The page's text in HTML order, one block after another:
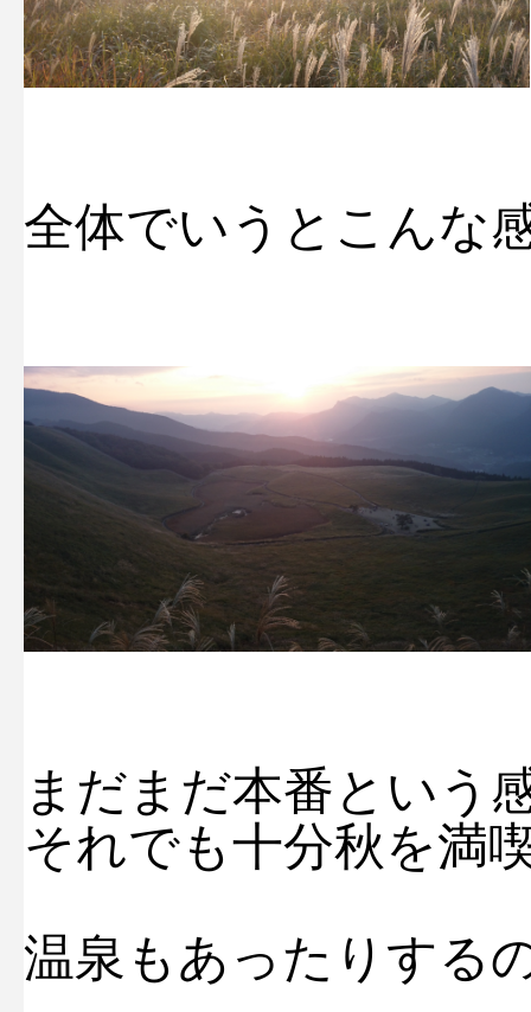
全体でいうとこんな
まだまだ本番という
それでも十分秋を満
温泉もあったりする